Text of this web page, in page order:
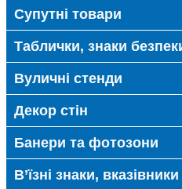
Супутні товари
Таблички, знаки
Вуличні стенди
Декор стін
Банери та фотозони
В’їзні знаки, вказівники